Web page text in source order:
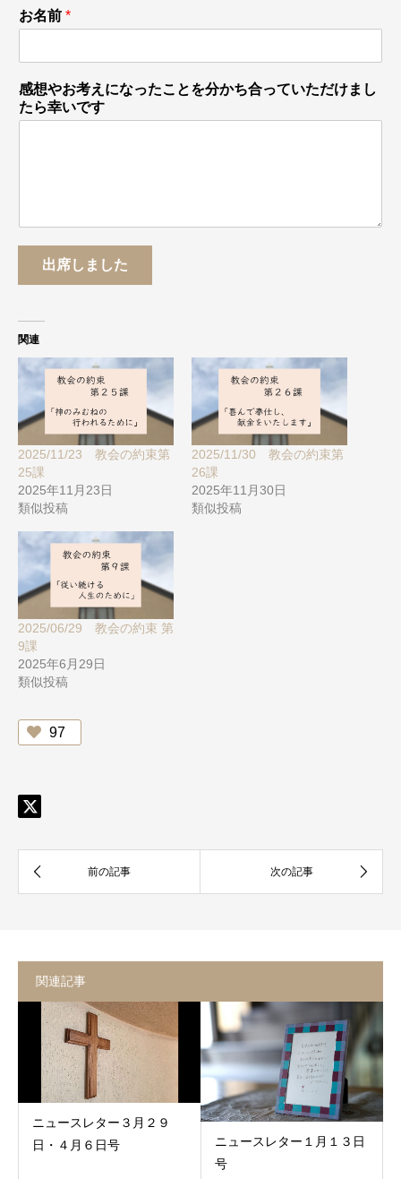
お名前 *
感想やお考えになったことを分かち合っていただけまし
たら幸いです
出席しました
関連
2025/11/23 教会の約束第
25課
2025年11月23日
類似投稿
2025/11/30 教会の約束第
26課
2025年11月30日
類似投稿
2025/06/29 教会の約束 第
9課
2025年6月29日
類似投稿
97
関連記事
ニュースレター３月２９
日・４月６日号
ニュースレター１月１３日
号